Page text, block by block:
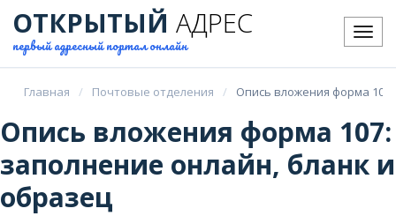
Меню
ОТКРЫТЫЙ АДРЕС
первый адресный портал онлайн
Главная Почтовые отделения Опись вложения форма
Опись вложения форма 107:
заполнение онлайн, бланк и
образец